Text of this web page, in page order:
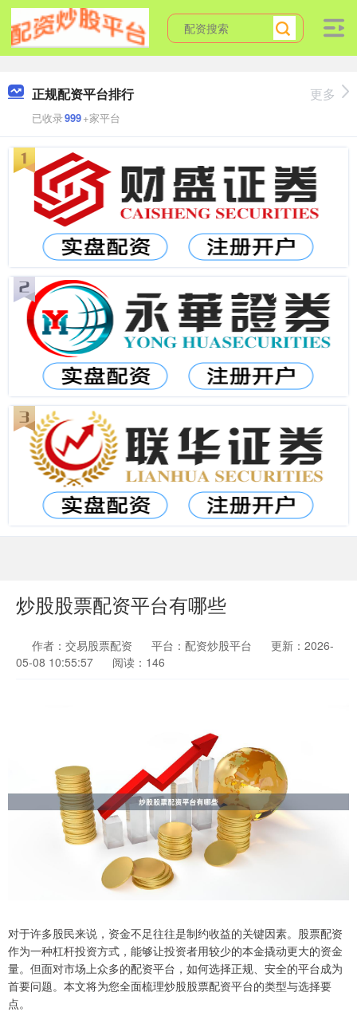
正规配资平台排行
已收录999+家平台
更多
炒股股票配资平台有哪些
作者：交易股票配资 平台：配资炒股平台
更新：2026-
05-08 10:55:57
阅读：146
对于许多股民来说，资金不足往往是制约收益的关键因素。股票配资
作为一种杠杆投资方式，能够让投资者用较少的本金撬动更大的资金
量。但面对市场上众多的配资平台，如何选择正规、安全的平台成为
首要问题。本文将为您全面梳理炒股股票配资平台的类型与选择要
点。